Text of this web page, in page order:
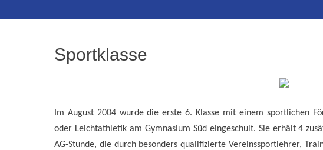
Sportklasse
Im August 2004 wurde die erste 6. Klasse mit einem sportlichen
oder Leichtathletik am Gymnasium Süd eingeschult. Sie erhält 4
AG-Stunde, die durch besonders qualifizierte Vereinssportlehrer,